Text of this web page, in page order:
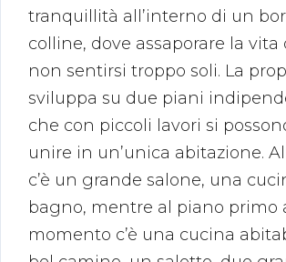
tranquillità all’interno di un
colline, dove assaporare la vita
non sentirsi troppo soli. La
sviluppa su due piani
che con piccoli lavori si
unire in un’unica abitazione.
c’è un grande salone, una
bagno, mentre al piano primo
momento c’è una cucina